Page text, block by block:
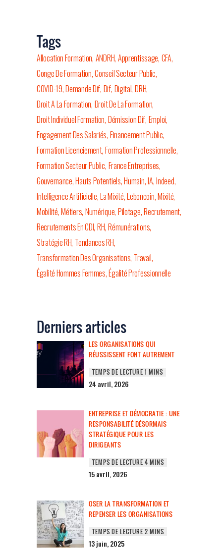
Tags
Allocation Formation ANDRH Apprentissage CFA
Conge De Formation Conseil Secteur Public
COVID-19 Demande Dif Dif Digital DRH
Droit A La Formation Droit De La Formation
Droit Individuel Formation Démission Dif Emploi
Engagement Des Salariés Financement Public
Formation Licenciement Formation Professionnelle
Formation Secteur Public France Entreprises
Gouvernance Hauts Potentiels Humain IA Indeed
Intelligence Artificielle La Mixité Leboncoin Mixité
Mobilité Métiers Numérique Pilotage Recrutement
Recrutements En CDI RH Rémunérations
Stratégie RH Tendances RH
Transformation Des Organisations Travail
Égalité Hommes Femmes Égalité Professionnelle
Derniers articles
LES ORGANISATIONS QUI
RÉUSSISSENT FONT AUTREMENT
24 avril, 2026
ENTREPRISE ET DÉMOCRATIE : UNE
RESPONSABILITÉ DÉSORMAIS
STRATÉGIQUE POUR LES
DIRIGEANTS
15 avril, 2026
OSER LA TRANSFORMATION ET
REPENSER LES ORGANISATIONS
13 juin, 2025